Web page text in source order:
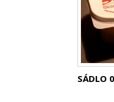
SÁDLO